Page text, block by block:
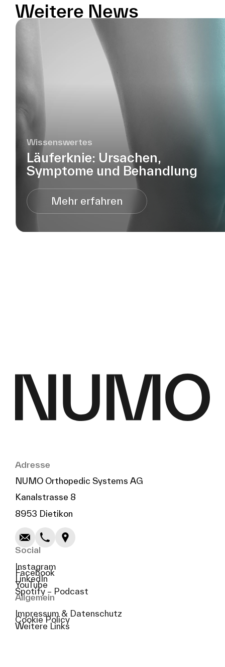
Weitere News
Wissenswertes
Läuferknie: Ursachen,
Symptome und Behandlung
Mehr erfahren
Adresse
NUMO Orthopedic Systems AG
Kanalstrasse 8
8953 Dietikon
Social
Instagram
Facebook
LinkedIn
YouTube
Spotify – Podcast
Allgemein
Impressum & Datenschutz
Cookie Policy
Weitere Links